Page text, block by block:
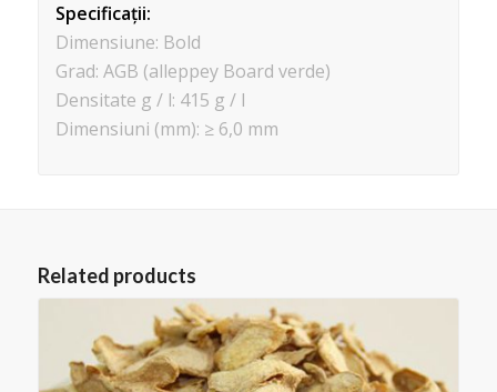
Specificații:
Dimensiune: Bold
Grad: AGB (alleppey Board verde)
Densitate g / l: 415 g / l
Dimensiuni (mm): ≥ 6,0 mm
Related products